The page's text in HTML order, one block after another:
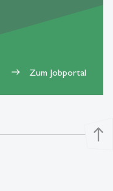
east Zum Jobportal
north